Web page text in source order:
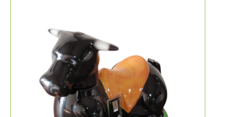
MEER INFORMATIE